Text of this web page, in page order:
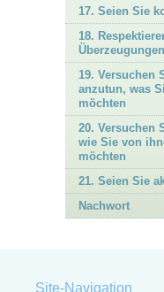
17. Seien Sie
18.
19. Versuchen
anzutun, was
möchten
20. Versuchen
wie Sie von
möchten
21. Seien Sie
Nachwort
Site-Navigation